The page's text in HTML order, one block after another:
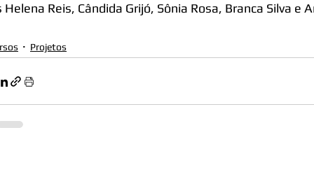
Helena Reis, Cândida Grijó, Sônia Rosa, Branca Silva e
Projetos